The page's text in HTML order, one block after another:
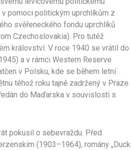
pomoci politickým uprchlíkům z
svěřeneckého fondu uprchlíků
Czechoslovakia). Pro tutéž
království. V roce 1940 se vrátil do
a v rámci Western Reserve
v Polsku, kde se během letní
téhož roku tajně zadržený v Praze
do Maďarska v souvislosti s
pokusil o sebevraždu. Před
(1903–1964), romány „Duck